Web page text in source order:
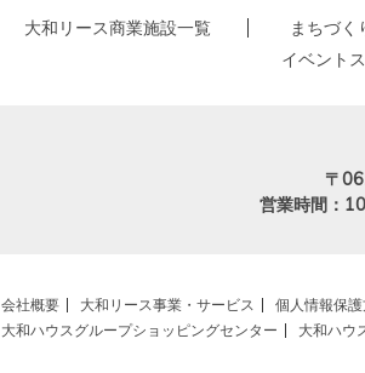
大和リース商業施設一覧 まちづく
イベント
〒
営業時間：
会社概要 大和リース事業・サービス 個人情報保
大和ハウスグループショッピングセンター
大和ハウ